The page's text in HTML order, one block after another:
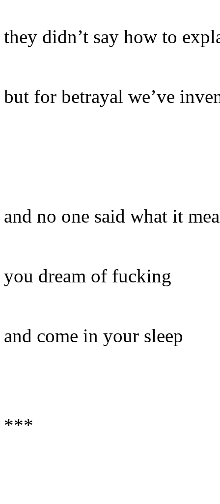
they didn’t say how to
but for betrayal we’ve
and no one said what it
you dream of fucking
and come in your sleep
***